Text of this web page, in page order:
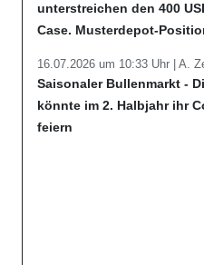
unterstreichen den 400
Case. Musterdepot-
16.07.2026 um 10:33 Uhr | A.
Saisonaler Bullenmarkt -
könnte im 2. Halbjahr ihr
feiern